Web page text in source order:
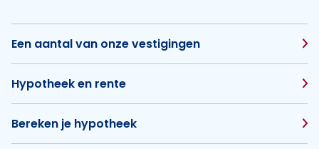
Een aantal van onze vestigingen
Hypotheek en rente
Bereken je hypotheek